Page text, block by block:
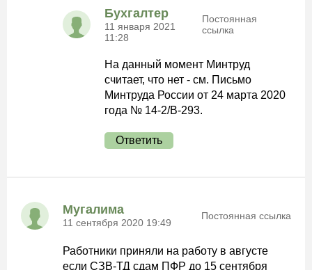
Бухгалтер
11 января 2021
11:28
Постоянная
ссылка
На данный момент Минтруд
считает, что нет - см. Письмо
Минтруда России от 24 марта 2020
года № 14-2/В-293.
Ответить
Мугалима
11 сентября 2020 19:49
Постоянная ссылка
Работники приняли на работу в августе
если СЗВ-ТД сдам ПФР до 15 сентября